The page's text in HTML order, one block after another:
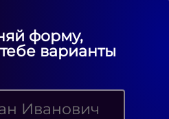
форму,
варианты